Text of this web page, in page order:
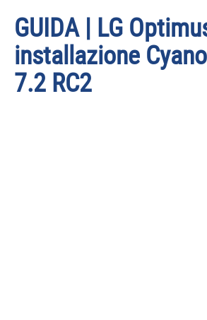
SMARTPHONE
TABLET
GUIDA | LG
installazione
7.2 RC2